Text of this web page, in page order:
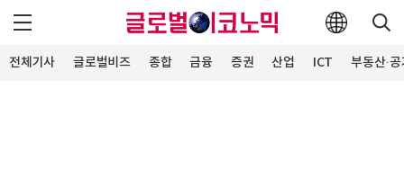
전체기사 글로벌비즈 종합 금융 증권 산업 ICT 부동산·